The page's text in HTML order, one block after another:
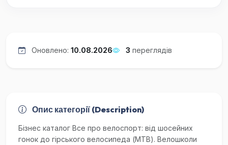
Оновлено: 10.08.2026 3 переглядів
Опис категорії (Description)
Бізнес каталог Все про велоспорт: від шосейних
гонок до гірського велосипеда (MTB). Велошколи